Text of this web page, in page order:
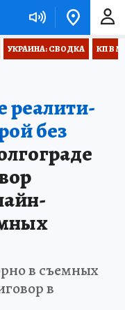
УКРАИНА: СВОДКА КП В
реалити-
без
в съемных
в